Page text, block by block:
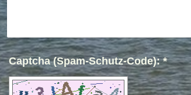
Captcha (Spam-Schutz-Code): *